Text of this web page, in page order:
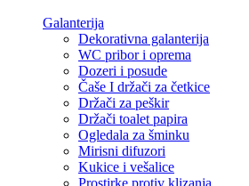
Galanterija
Dekorativna galanterija
WC pribor i oprema
Dozeri i posude
Čaše I držači za četkice
Držači za peškir
Držači toalet papira
Ogledala za šminku
Mirisni difuzori
Kukice i vešalice